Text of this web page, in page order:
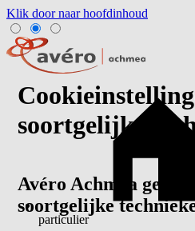
Klik door naar hoofdinhoud
particulier
soortgelijke
Avéro Achmea
soortgelijke